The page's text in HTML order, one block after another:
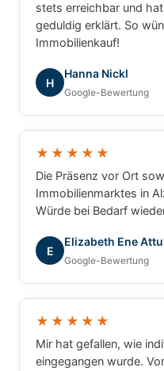
stets erreichbar und
geduldig erklärt. So
Immobilienkauf!
H
Hanna Nickl
Google-Bewertung
★★★★★
Die Präsenz vor Ort
Immobilienmarktes in
Würde bei Bedarf
E
Elizabeth Ene
Google-Bewertung
★★★★★
Mir hat gefallen, wie
eingegangen wurde.